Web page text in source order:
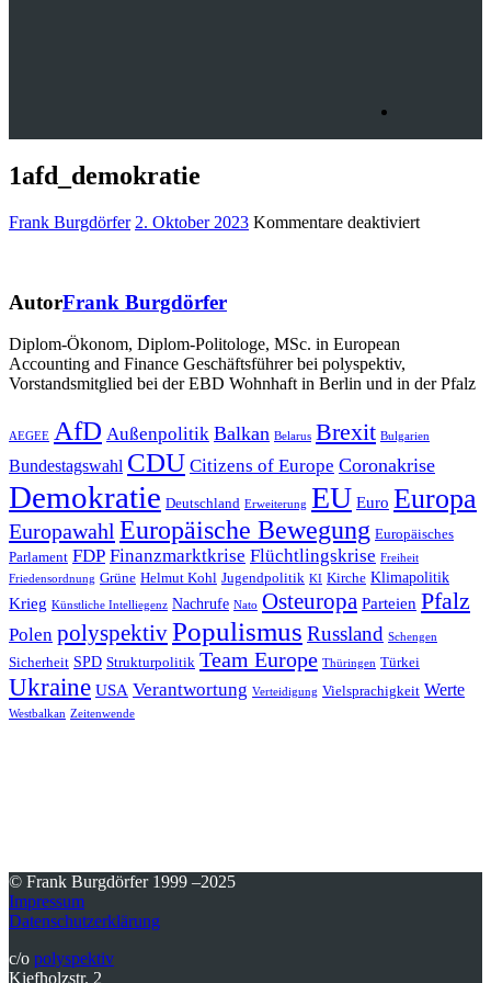
1afd_demokratie
Frank Burgdörfer 2. Oktober 2023 Kommentare deaktiviertfür
AutorFrank Burgdörfer
Diplom-Ökonom, Diplom-Politologe, MSc. in European
Accounting and Finance Geschäftsführer bei polyspektiv,
Vorstandsmitglied bei der EBD Wohnhaft in Berlin und in der Pfalz
Beitragsnavigation
AEGEE AfD Außenpolitik Balkan Belarus Brexit Bulgarien
Bundestagswahl CDU Citizens of Europe Coronakrise
Demokratie Deutschland Erweiterung EU Euro Europa
Europawahl Europäische Bewegung Europäisches
Parlament FDP Finanzmarktkrise Flüchtlingskrise Freiheit
Friedensordnung Grüne Helmut Kohl Jugendpolitik KI Kirche Klimapolitik
Krieg Künstliche Intelliegenz Nachrufe Nato Osteuropa Parteien Pfalz
Polen polyspektivPopulismus Russland Schengen
Sicherheit SPD Strukturpolitik Team Europe Thüringen Türkei
Ukraine USA Verantwortung Verteidigung Vielsprachigkeit Werte
Westbalkan Zeitenwende
© Frank Burgdörfer 1999 –2025
Impressum
Datenschutzerklärung
c/o polyspektiv
Kiefholzstr. 2